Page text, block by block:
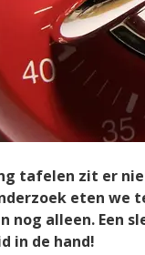
tafelen zit er
eten we
nog alleen. Een
in de hand!